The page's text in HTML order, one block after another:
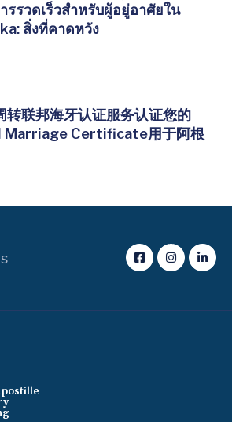
รรวดเร็วสำหรับผู้อยู่อาศัยใน
สิ่งที่คาดหวัง
转联邦海牙认证服务认证您的
Marriage Certificate用于阿根